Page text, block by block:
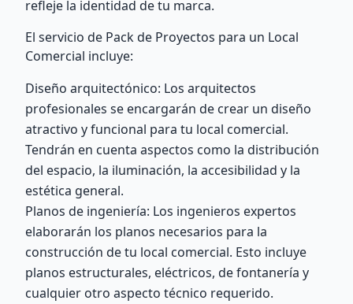
refleje la identidad de tu marca.
El servicio de Pack de Proyectos para un Local
Comercial incluye:
Diseño arquitectónico: Los arquitectos
profesionales se encargarán de crear un diseño
atractivo y funcional para tu local comercial.
Tendrán en cuenta aspectos como la distribución
del espacio, la iluminación, la accesibilidad y la
estética general.
Planos de ingeniería: Los ingenieros expertos
elaborarán los planos necesarios para la
construcción de tu local comercial. Esto incluye
planos estructurales, eléctricos, de fontanería y
cualquier otro aspecto técnico requerido.